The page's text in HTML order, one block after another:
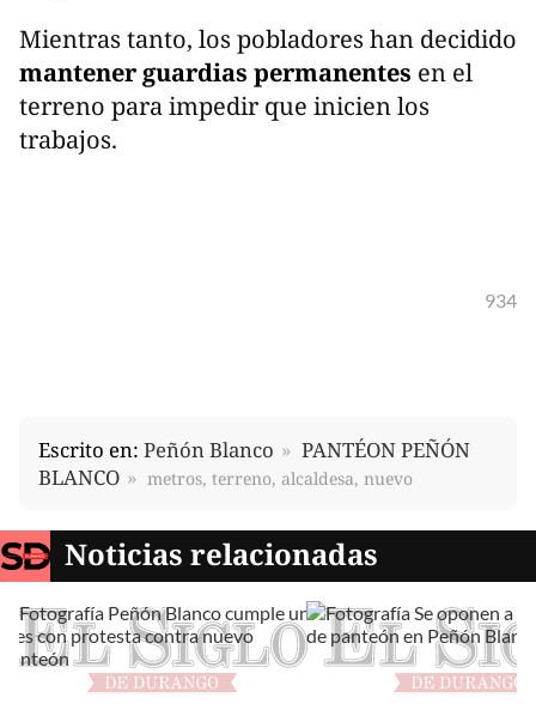
Mientras tanto, los pobladores han decidido
mantener guardias permanentes en el
terreno para impedir que inicien los
trabajos.
934
Escrito en: Peñón Blanco
PANTÉON PEÑÓN
BLANCO
metros, terreno, alcaldesa, nuevo
Noticias relacionadas